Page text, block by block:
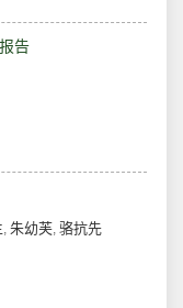
告
, 朱幼芙, 骆抗先